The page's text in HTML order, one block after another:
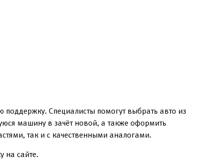
Специалисты помогут выбрать авто из
машину в зачёт новой, а также оформить
так и с качественными аналогами.
на сайте.